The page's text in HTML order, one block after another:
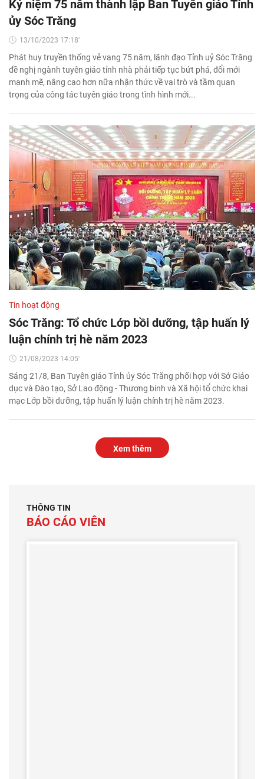
Kỷ niệm 75 năm thành lập Ban Tuyên giáo Tỉnh
ủy Sóc Trăng
13/10/2023 17:18'
Phát huy truyền thống vẻ vang 75 năm, lãnh đạo Tỉnh uỷ Sóc Trăng
đề nghị ngành tuyên giáo tỉnh nhà phải tiếp tục bứt phá, đổi mới
mạnh mẽ, nâng cao hơn nữa nhận thức về vai trò và tầm quan
trọng của công tác tuyên giáo trong tình hình mới...
Tin hoạt động
Sóc Trăng: Tổ chức Lớp bồi dưỡng, tập huấn lý
luận chính trị hè năm 2023
21/08/2023 14:05'
Sáng 21/8, Ban Tuyên giáo Tỉnh ủy Sóc Trăng phối hợp với Sở Giáo
dục và Đào tạo, Sở Lao động - Thương binh và Xã hội tổ chức khai
mạc Lớp bồi dưỡng, tập huấn lý luận chính trị hè năm 2023.
Xem thêm
THÔNG TIN
BÁO CÁO VIÊN